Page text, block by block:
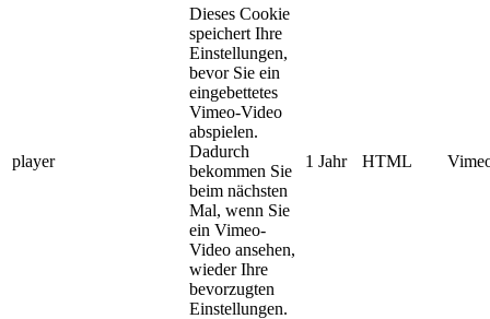
player
Dieses Cookie
speichert Ihre
Einstellungen,
bevor Sie ein
eingebettetes
Vimeo-Video
abspielen.
Dadurch
bekommen Sie
beim nächsten
Mal, wenn Sie
ein Vimeo-
Video ansehen,
wieder Ihre
bevorzugten
Einstellungen.
1 Jahr HTML